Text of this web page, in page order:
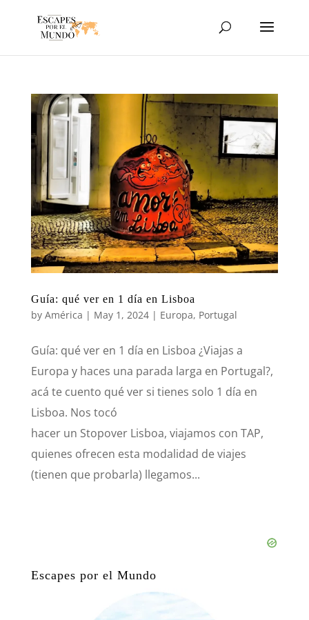
Guía: qué ver en 1 día en Lisboa
by América | May 1, 2024| Europa, Portugal
Guía: qué ver en 1 día en Lisboa ¿Viajas a
Europa y haces una parada larga en Portugal?,
acá te cuento qué ver si tienes solo 1 día en
Lisboa. Nos tocó
hacer un Stopover Lisboa, viajamos con TAP,
quienes ofrecen esta modalidad de viajes
(tienen que probarla) llegamos...
Escapes por el Mundo